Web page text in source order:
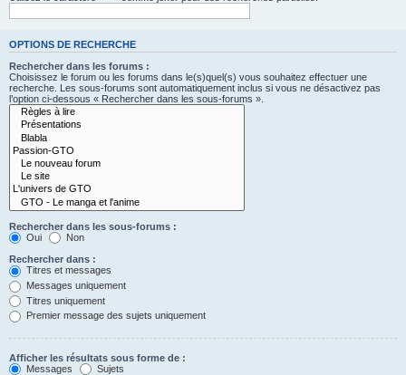
OPTIONS DE RECHERCHE
Rechercher dans les forums :
Choisissez le forum ou les forums dans le(s)quel(s) vous souhaitez effectuer une
recherche. Les sous-forums sont automatiquement inclus si vous ne désactivez pas
l’option ci-dessous « Rechercher dans les sous-forums ».
Rechercher dans les sous-forums :
Oui
Non
Rechercher dans :
Titres et messages
Messages uniquement
Titres uniquement
Premier message des sujets uniquement
Afficher les résultats sous forme de :
Messages
Sujets